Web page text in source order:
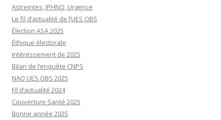
Astreintes, IPHNO, Urgence
Le fil d’actualité de l’UES OBS
Élection ASA 2025
Éthique électorale
Intéressement de 2025
Bilan de l’enquête CNPS
NAO UES OBS 2025
Fil d’actualité 2024
Couverture Santé 2025
Bonne année 2025